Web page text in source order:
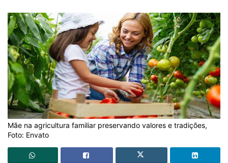
Mãe na agricultura familiar preservando valores e tradições,
Foto: Envato